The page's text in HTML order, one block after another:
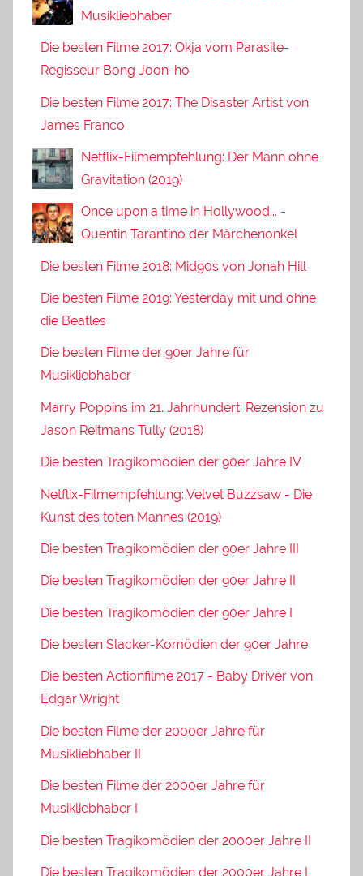
Musikliebhaber
Die besten Filme 2017: Okja vom Parasite-
Regisseur Bong Joon-ho
Die besten Filme 2017: The Disaster Artist von
James Franco
Netflix-Filmempfehlung: Der Mann ohne
Gravitation (2019)
Once upon a time in Hollywood... -
Quentin Tarantino der Märchenonkel
Die besten Filme 2018: Mid90s von Jonah Hill
Die besten Filme 2019: Yesterday mit und ohne
die Beatles
Die besten Filme der 90er Jahre für
Musikliebhaber
Marry Poppins im 21. Jahrhundert: Rezension zu
Jason Reitmans Tully (2018)
Die besten Tragikomödien der 90er Jahre IV
Netflix-Filmempfehlung: Velvet Buzzsaw - Die
Kunst des toten Mannes (2019)
Die besten Tragikomödien der 90er Jahre III
Die besten Tragikomödien der 90er Jahre II
Die besten Tragikomödien der 90er Jahre I
Die besten Slacker-Komödien der 90er Jahre
Die besten Actionfilme 2017 - Baby Driver von
Edgar Wright
Die besten Filme der 2000er Jahre für
Musikliebhaber II
Die besten Filme der 2000er Jahre für
Musikliebhaber I
Die besten Tragikomödien der 2000er Jahre II
Die besten Tragikomödien der 2000er Jahre I